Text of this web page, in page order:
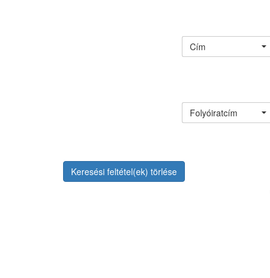
Cím
Folyóiratcím
Keresési feltétel(ek) törlése